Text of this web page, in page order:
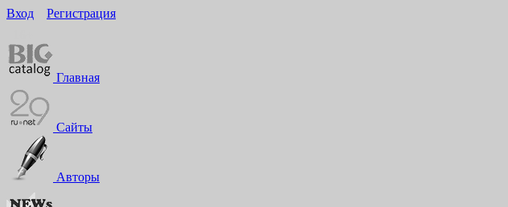
Вход
Регистрация
Главная
Сайты
Авторы